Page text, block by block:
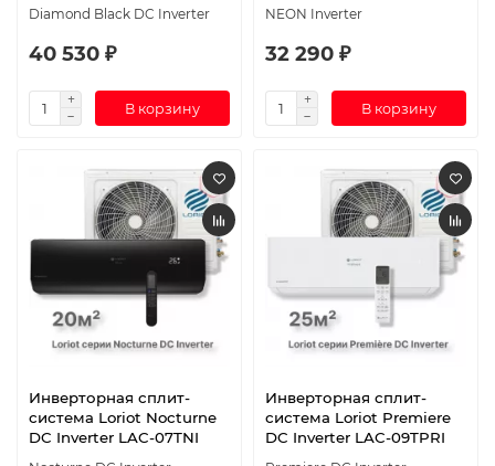
Diamond Black DC Inverter
40 530 ₽
В корзину
NEON Inverter
32 290 ₽
В корзину
Инверторная сплит-
система Loriot Nocturne
DC Inverter LAC-07TNI
Инверторная сплит-
система Loriot Premiere
DC Inverter LAC-09TPRI